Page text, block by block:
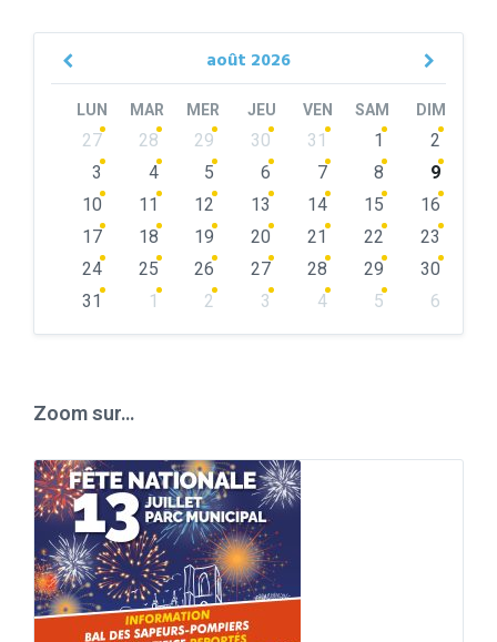
août 2026
Previous
LUN MAR MER JEU VEN SAM DIM
Skip
calendar
27 28 29 30 31 1
2
3
4 5 6 7 8
9
10
11 12 13 14 15
16
17
18 19 20 21 22
23
24
25 26 27 28 29
30
31
1 2 3 4 5
6
Zoom sur…